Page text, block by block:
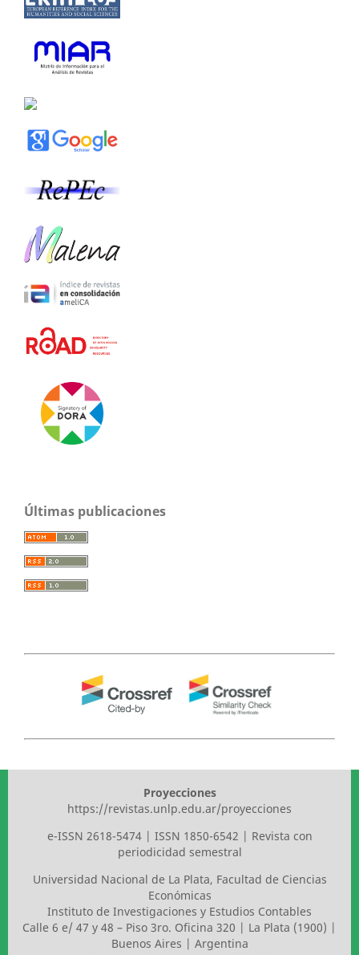
Últimas publicaciones
Proyecciones
https://revistas.unlp.edu.ar/proyecciones
e-ISSN 2618-5474 | ISSN 1850-6542 | Revista con
periodicidad semestral
Universidad Nacional de La Plata, Facultad de Ciencias
Económicas
Instituto de Investigaciones y Estudios Contables
Calle 6 e/ 47 y 48 – Piso 3ro. Oficina 320 | La Plata (1900) |
Buenos Aires | Argentina